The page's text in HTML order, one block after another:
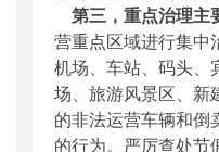
第三，重点治理主
营重点区域进行集中
机场、车站、码头、
场、旅游风景区、新
的非法运营车辆和倒
的行为。严厉查处节